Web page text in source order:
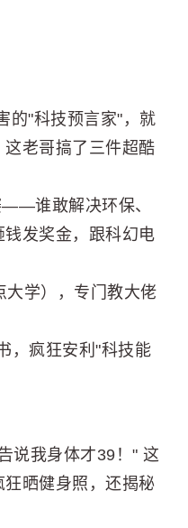
的"科技预言家"，就
老哥搞了三件超酷
——谁敢解决环保、
发奖金，跟科幻电
大学），专门教大佬
，疯狂安利"科技能
说我身体才39！" 这
晒健身照，还揭秘